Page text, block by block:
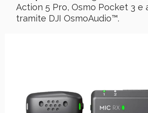
Action 5 Pro, Osmo Pocket 3 e
tramite DJI OsmoAudio™.